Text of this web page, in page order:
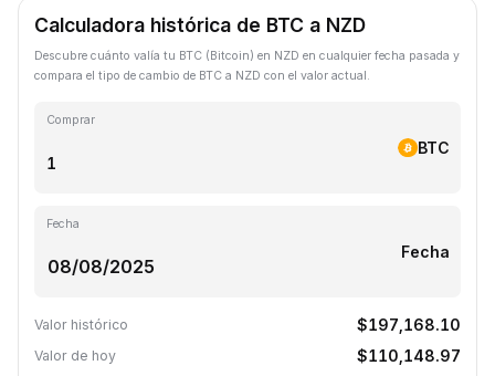
Calculadora histórica de BTC a NZD
Descubre cuánto valía tu BTC (Bitcoin) en NZD en cualquier fecha pasada y
compara el tipo de cambio de BTC a NZD con el valor actual.
Comprar
BTC
Fecha
Fecha
Valor histórico $197,168.10
Valor de hoy $110,148.97